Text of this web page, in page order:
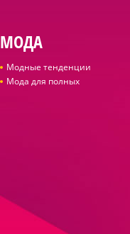
МОДА
Модные тенденции
Мода для полных